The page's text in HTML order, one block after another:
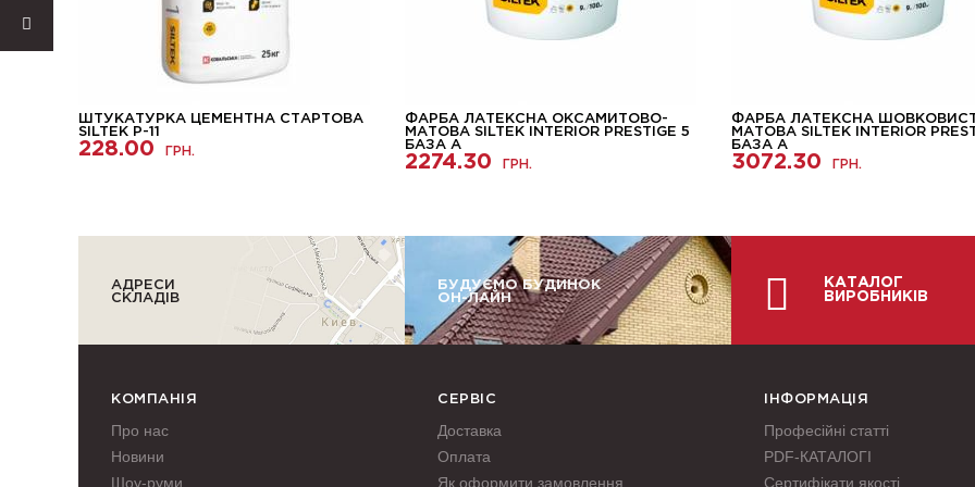
ШТУКАТУРКА ЦЕМЕНТНА СТАРТОВА
SILTEK Р-11
228.00 ГРН.
ФАРБА ЛАТЕКСНА ОКСАМИТОВО-
МАТОВА SILTEK INTERIOR PRESTIGE 5
БАЗА А
2274.30 ГРН.
ФАРБА ЛАТЕКСНА
МАТОВА SILTEK INTERIOR
БАЗА А
3072.30 ГРН.
АДРЕСИ
СКЛАДІВ
БУДУЄМО БУДИНОК
ОН-ЛАЙН
КАТАЛОГ
ВИРОБНИКІВ
КОМПАНІЯ
Про нас
Новини
Шоу-руми
СЕРВІС
Доставка
Оплата
Як оформити замовлення
ІНФОРМАЦІЯ
Професійні статті
PDF-КАТАЛОГІ
Сертифікати якості